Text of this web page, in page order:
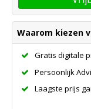
Waarom kiezen
Gratis digitale
Persoonlijk
Laagste prijs